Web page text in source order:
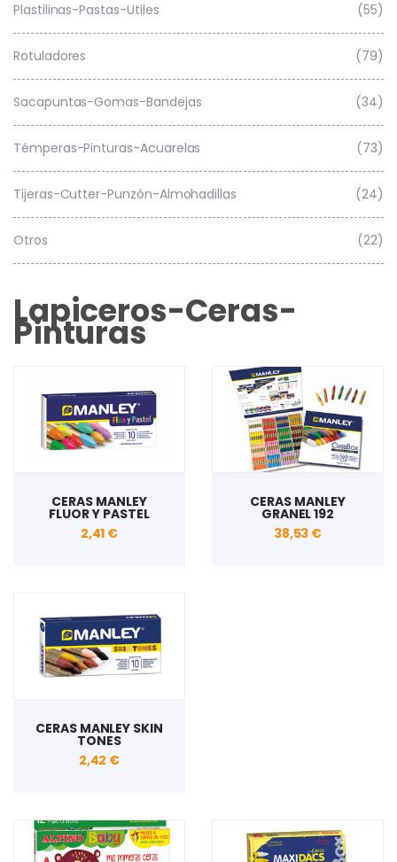
Plastilinas-Pastas-Utiles (55)
Rotuladores (79)
Sacapuntas-Gomas-Bandejas (34)
Témperas-Pinturas-Acuarelas (73)
Tijeras-Cutter-Punzón-Almohadillas (24)
Otros (22)
Lapiceros-Ceras-
Pinturas
CERAS MANLEY
FLUOR Y PASTEL
2,41 €
CERAS MANLEY
GRANEL 192
38,53 €
CERAS MANLEY SKIN
TONES
2,42 €